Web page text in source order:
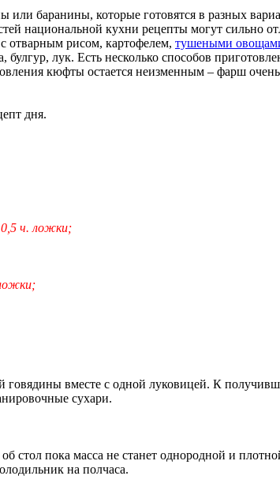
или баранины, которые готовятся в разных
национальной кухни рецепты могут сильно
отварным рисом, картофелем, тушеными
булгур, лук. Есть несколько способов
кюфты остается неизменным – фарш
дня.
ч. ложки;
вместе с одной луковицей. К
сухари.
стол пока масса не станет однородной и
на полчаса.